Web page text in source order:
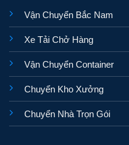
Vận Chuyển Bắc Nam
Xe Tải Chở Hàng
Vận Chuyển Container
Chuyển Kho Xưởng
Chuyển Nhà Trọn Gói